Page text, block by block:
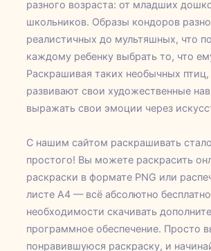
разного возраста: от младших
школьников. Образы кондоров
реалистичных до мультяшных, что
каждому ребенку выбрать то, что
Раскрашивая таких необычных птиц,
развивают свои художественные
выражать свои эмоции через
С нашим сайтом раскрашивать
простого! Вы можете раскрасить
раскраски в формате PNG или
листе А4 — всё абсолютно
необходимости скачивать
программное обеспечение. Просто
понравившуюся раскраску, и